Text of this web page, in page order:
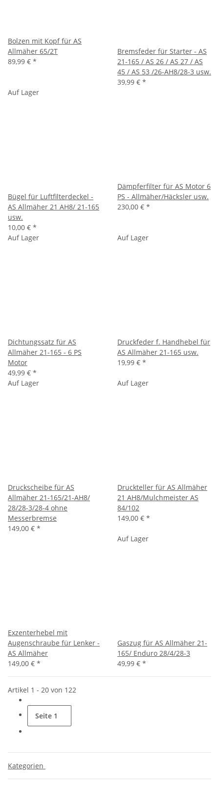
Bolzen mit Kopf für AS
Allmäher 65/2T
89,99 € *
Bremsfeder für Starter - AS
21-165 / AS 26 / AS 27 / AS
45 / AS 53 /26-AH8/28-3 usw.
39,99 € *
Auf Lager
Bügel für Luftfilterdeckel -
AS Allmäher 21 AH8/ 21-165
usw.
10,00 € *
Dämpferfilter für AS Motor 6
PS - Allmäher/Häcksler usw.
230,00 € *
Auf Lager
Dichtungssatz für AS
Allmäher 21-165 - 6 PS
Motor
49,99 € *
Auf Lager
Druckfeder f. Handhebel für
AS Allmäher 21-165 usw.
19,99 € *
Auf Lager
Druckscheibe für AS
Allmäher 21-165/21-AH8/
28/28-3/28-4 ohne
Messerbremse
149,00 € *
Auf Lager
Druckteller für AS Allmäher
21 AH8/Mulchmeister AS
84/102
149,00 € *
Exzenterhebel mit
Augenschraube für Lenker -
AS Allmäher
149,00 € *
Auf Lager
Gaszug für AS Allmäher 21-
165/ Enduro 28/4/28-3
49,99 € *
Artikel 1 - 20 von 122
Seite 1
Kategorien